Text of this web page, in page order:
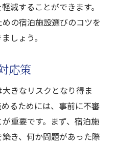
減することができます。
の宿泊施設選びのコツを
しょう。
応策
きなリスクとなり得ま
るためには、事前に不審
重要です。まず、宿泊施
き、何か問題があった際